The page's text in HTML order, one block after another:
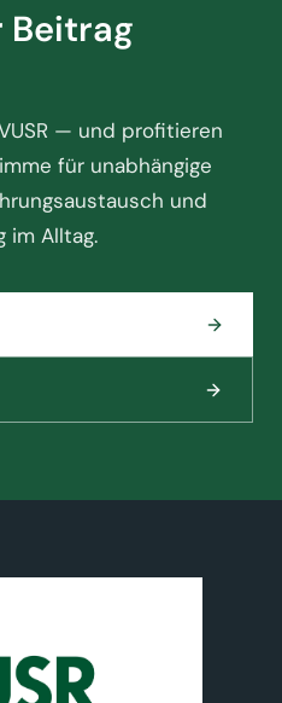
Beitrag
— und profitieren
für unabhängige
und
im Alltag.